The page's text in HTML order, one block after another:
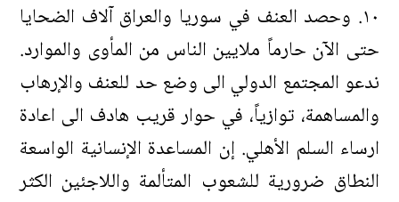
١٠. وحصد العنف في سوريا والعراق آلاف الضحايا
حتى الآن حارماً ملايين الناس من المأوى والموارد.
ندعو المجتمع الدولي الى وضع حد للعنف والإرهاب
والمساهمة، توازياً، في حوار قريب هادف الى اعادة
ارساء السلم الأهلي. إن المساعدة الإنسانية الواسعة
النطاق ضرورية للشعوب المتألمة واللاجئين الكثر